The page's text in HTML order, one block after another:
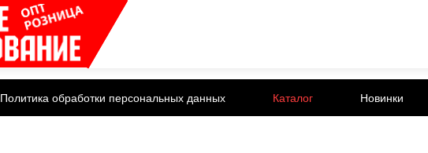
Политика обработки персональных данных Каталог Новинки